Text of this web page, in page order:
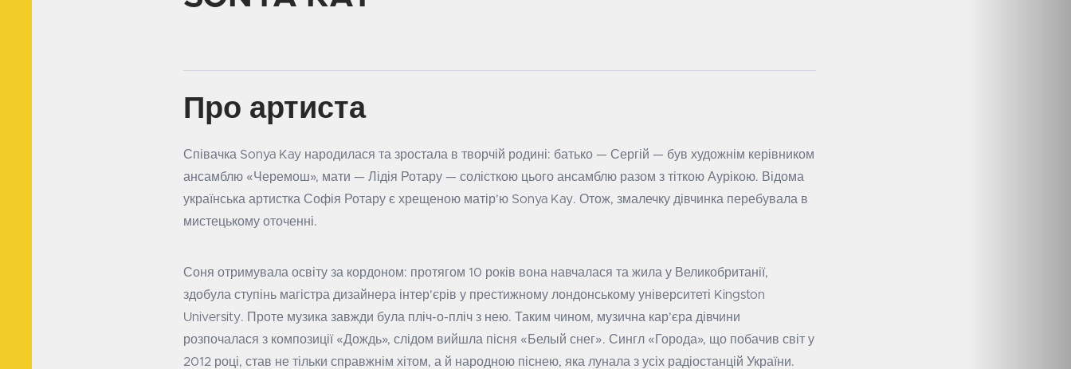
Про артиста
Співачка Sonya Kay народилася та зростала в творчій родині: батько — Сергій — був художнім керівником
ансамблю «Черемош», мати — Лідія Ротару — солісткою цього ансамблю разом з тіткою Аурікою. Відома
українська артистка Софія Ротару є хрещеною матір’ю Sonya Kay. Отож, змалечку дівчинка перебувала в
мистецькому оточенні.
Соня отримувала освіту за кордоном: протягом 10 років вона навчалася та жила у Великобританії,
здобула ступінь магістра дизайнера інтер’єрів у престижному лондонському університеті Kingston
University. Проте музика завжди була пліч-о-пліч з нею. Таким чином, музична кар’єра дівчини
розпочалася з композиції «Дождь», слідом вийшла пісня «Белый снег». Сингл «Города», що побачив світ у
2012 році, став не тільки справжнім хітом, а й народною піснею, яка лунала з усіх радіостанцій України.